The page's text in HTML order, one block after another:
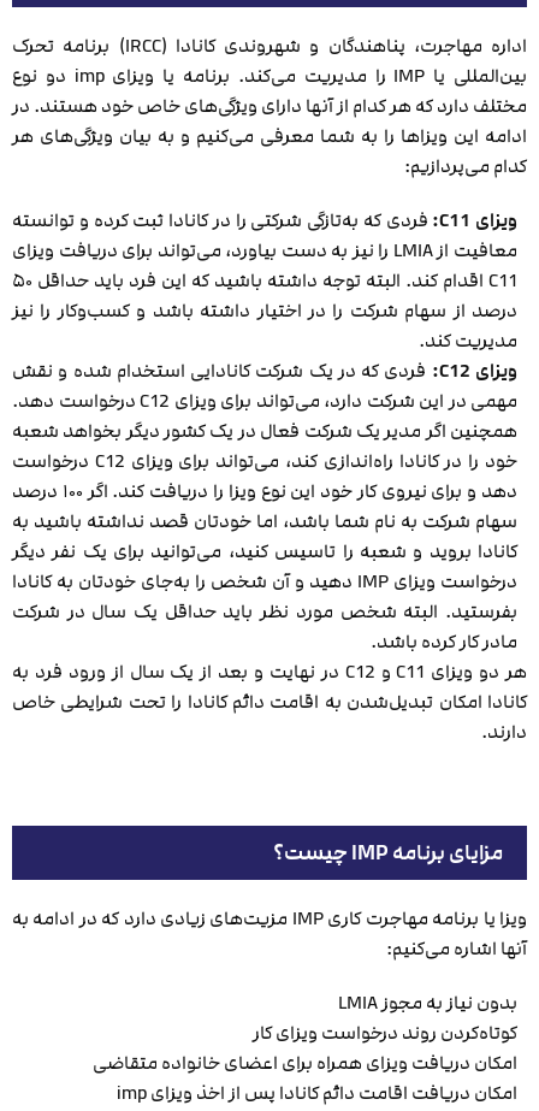
اداره مهاجرت، پناهندگان و شهروندی کانادا (IRCC) برنامه تحرک
بین‌المللی یا IMP را مدیریت می‌کند. برنامه یا ویزای imp دو نوع
مختلف دارد که هر کدام از آنها دارای ویژگی‌های خاص خود هستند. در
ادامه این ویزاها را به شما معرفی می‌کنیم و به بیان ویژگی‌های هر
کدام می‌پردازیم:
ویزای C11:
فردی که به‌تازگی شرکتی را در کانادا ثبت کرده و توانسته
معافیت از LMIA را نیز به دست بیاورد، می‌تواند برای دریافت ویزای
C11 اقدام کند. البته توجه داشته باشید که این فرد باید حداقل ۵۰
درصد از سهام شرکت را در اختیار داشته باشد و کسب‌وکار را نیز
مدیریت کند.
ویزای C12:
فردی که در یک شرکت کانادایی استخدام شده و نقش
مهمی در این شرکت دارد، می‌تواند برای ویزای C12 درخواست دهد.
همچنین اگر مدیر یک شرکت فعال در یک کشور دیگر بخواهد شعبه
خود را در کانادا راه‌اندازی کند، می‌تواند برای ویزای C12 درخواست
دهد و برای نیروی کار خود این نوع ویزا را دریافت کند. اگر ۱۰۰ درصد
سهام شرکت به نام شما باشد، اما خودتان قصد نداشته باشید به
کانادا بروید و شعبه را تاسیس کنید، می‌توانید برای یک نفر دیگر
درخواست ویزای IMP دهید و آن شخص را به‌جای خودتان به کانادا
بفرستید. البته شخص مورد نظر باید حداقل یک سال در شرکت
مادر کار کرده باشد.
هر دو ویزای C11 و C12 در نهایت و بعد از یک سال از ورود فرد به
کانادا امکان تبدیل‌شدن به اقامت دائم کانادا را تحت شرایطی خاص
دارند.
مزایای برنامه IMP چیست؟
ویزا یا برنامه مهاجرت کاری IMP مزیت‌های زیادی دارد که در ادامه به
آنها اشاره می‌کنیم:
بدون نیاز به مجوز LMIA
کوتاه‌کردن روند درخواست ویزای کار
امکان دریافت ویزای همراه برای اعضای خانواده متقاضی
امکان دریافت اقامت دائم کانادا پس از اخذ ویزای imp